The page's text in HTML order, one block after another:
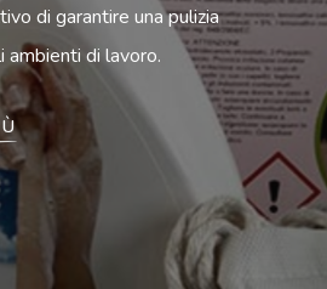
di garantire una pulizia
di lavoro.